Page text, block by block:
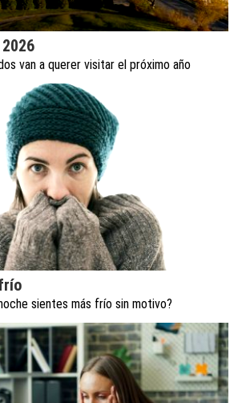
van a querer visitar el próximo año
sientes más frío sin motivo?